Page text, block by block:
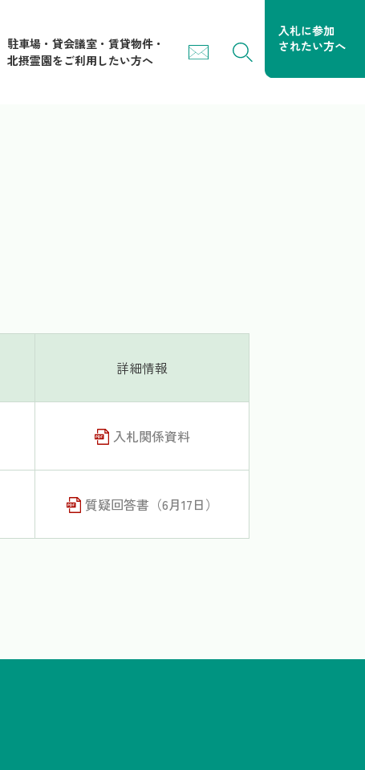
駐車場・貸会議室・賃貸物件・
北摂霊園をご利用したい方へ
詳細情報
入札関係資料
質疑回答書（6月17日）